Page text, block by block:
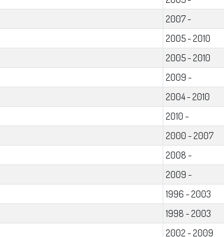
2007 -
2005 - 2010
2005 - 2010
2009 -
2004 - 2010
2010 -
2000 - 2007
2008 -
2009 -
1996 - 2003
1998 - 2003
2002 - 2009